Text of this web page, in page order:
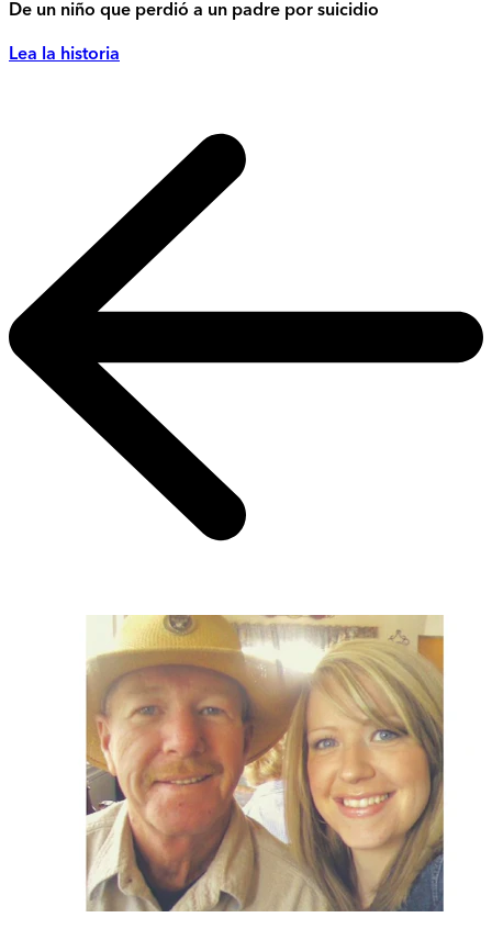
De un niño que perdió a un padre por suicidio
Lea la historia